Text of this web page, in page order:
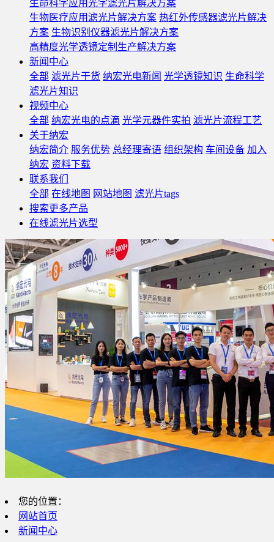
生命科学应用光学滤光片解决方案
生物医疗应用滤光片解决方案 热红外传感器滤光片解决
方案 生物识别仪器滤光片解决方案
高精度光学透镜定制生产解决方案
新闻中心
全部 滤光片干货 纳宏光电新闻 光学透镜知识 生命科学
滤光片知识
视频中心
全部 纳宏光电的点滴 光学元器件实拍 滤光片流程工艺
关于纳宏
纳宏简介 服务优势 总经理寄语 组织架构 车间设备 加入
纳宏 资料下载
联系我们
全部 在线地图 网站地图 滤光片tags
搜索更多产品
在线滤光片选型
您的位置：
网站首页
新闻中心